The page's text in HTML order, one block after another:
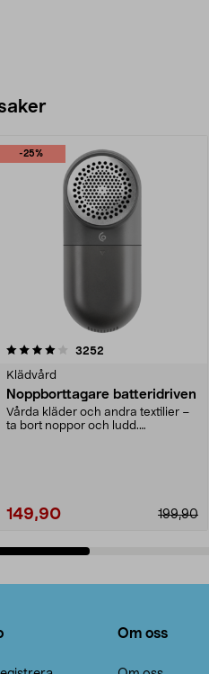
-25%
3252
Klädvård
Noppborttagare batteridriven
Vårda kläder och andra textilier –
ta bort noppor och ludd.
199,90
149,90
4.5av 5 stjärnor
Om oss